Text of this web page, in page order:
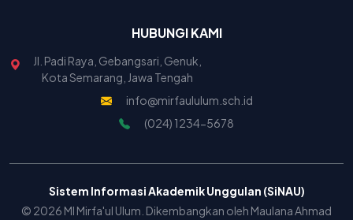
HUBUNGI KAMI
Jl. Padi Raya, Gebangsari, Genuk,
Kota Semarang, Jawa Tengah
info@mirfaululum.sch.id
(024) 1234-5678
Sistem Informasi Akademik Unggulan (SiNAU)
© 2026 MI Mirfa'ul Ulum. Dikembangkan oleh Maulana Ahmad